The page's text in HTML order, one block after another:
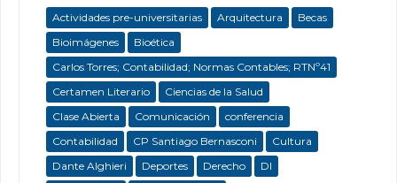
Actividades pre-universitarias Arquitectura
Becas
Bioimágenes
Bioética
Carlos Torres; Contabilidad; Normas Contables; RTNº41
Certamen Literario
Ciencias de la Salud
Clase Abierta
Comunicación
conferencia
Contabilidad
CP Santiago Bernasconi
Cultura
Dante Alghieri
Deportes Derecho
DI